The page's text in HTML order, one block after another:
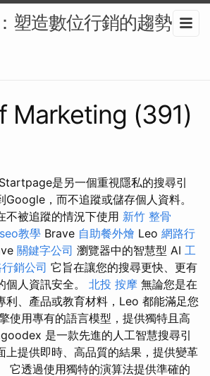
塑造數位行銷的趨勢-
Marketing (391)
是另一個重視隱私的搜尋引
Google，而不追蹤或儲存個人資料。
不被追蹤的情況下使用 新竹 整骨
教學 Brave 自助餐外燴 Leo 網路行
關鍵字公司 瀏覽器中的智慧型 AI 工
銷公司 它旨在讓您的搜尋更快、更有
個人資訊安全。 北投 按摩 無論您是在
利、產品或教育材料，Leo 都能滿足您
使用專有的語言模型，提供獨特且高
是一款先進的人工智慧搜尋引
上提供即時、高品質的結果，提供變革
它透過使用獨特的演算法提供準確的